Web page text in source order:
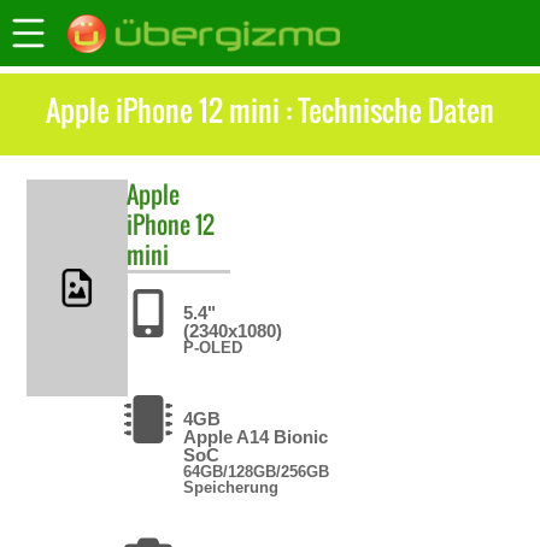
Apple iPhone 12 mini : Technische Daten
Apple
iPhone 12
mini
5.4"
(2340x1080)
P-OLED
4GB
Apple A14 Bionic
SoC
64GB/128GB/256GB
Speicherung